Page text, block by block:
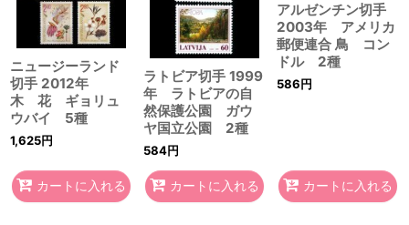
ニュージーランド
切手 2012年
木 花 ギョリュ
ウバイ 5種
1,625円
カートに入れる
ラトビア切手 1999
年 ラトビアの自
然保護公園 ガウ
ヤ国立公園 2種
584円
カートに入れる
アルゼンチン切手
2003年 アメリカ
郵便連合 鳥 コン
ドル 2種
586円
カートに入れる